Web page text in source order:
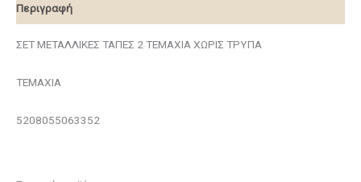
Περιγραφή
ΣΕΤ ΜΕΤΑΛΛΙΚΕΣ ΤΑΠΕΣ 2 ΤΕΜΑΧΙΑ ΧΩΡΙΣ ΤΡΥΠΑ
ΤΕΜΑΧΙΑ
5208055063352